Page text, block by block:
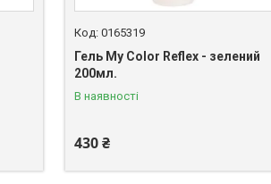
0165319
Гель My Color Reflex - зелений
200мл.
В наявності
430 ₴